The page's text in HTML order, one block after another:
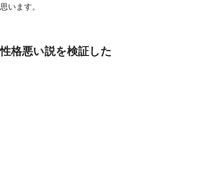
思います。
性格悪い説を検証した